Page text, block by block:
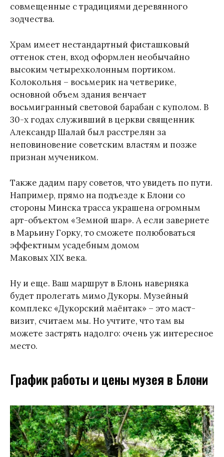
совмещенные с традициями деревянного
зодчества.
Храм имеет нестандартный фисташковый
оттенок стен, вход оформлен необычайно
высоким четырехколонным портиком.
Колокольня – восьмерик на четверике,
основной объем здания венчает
восьмигранный световой барабан с куполом. В
30-х годах служивший в церкви священник
Александр Шалай был расстрелян за
неповиновение советским властям и позже
признан мучеником.
Также дадим пару советов, что увидеть по пути.
Например, прямо на подъезде к Блони со
стороны Минска трасса украшена огромным
арт-объектом «Земной шар». А если завернете
в Марьину Горку, то сможете полюбоваться
эффектным усадебным домом
Маковых XIX века.
Ну и еще. Ваш маршрут в Блонь наверняка
будет пролегать мимо Дукоры. Музейный
комплекс «Дукорский маёнтак» – это маст-
визит, считаем мы. Но учтите, что там вы
можете застрять надолго: очень уж интересное
место.
График работы и цены музея в Блони